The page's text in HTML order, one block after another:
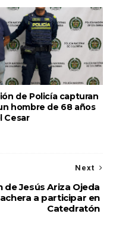
de Policía capturan
hombre de 68 años
Cesar
Next
Jesús Ariza Ojeda
a participar en
Catedratón